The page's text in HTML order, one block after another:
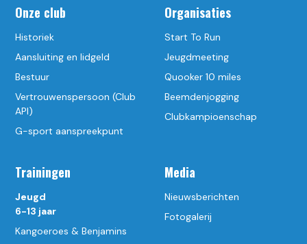
Onze club
Historiek
Aansluiting en lidgeld
Bestuur
Vertrouwenspersoon (Club
API)
G-sport aanspreekpunt
Trainingen
Jeugd
6-13 jaar
Kangoeroes & Benjamins
Organisaties
Start To Run
Jeugdmeeting
Quooker 10 miles
Beemdenjogging
Clubkampioenschap
Media
Nieuwsberichten
Fotogalerij